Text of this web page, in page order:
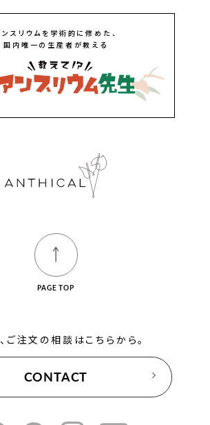
ンスリウムを学術的に修めた、
国内唯一の生産者が教える
PAGE TOP
ご注文の相談はこちらから。
CONTACT